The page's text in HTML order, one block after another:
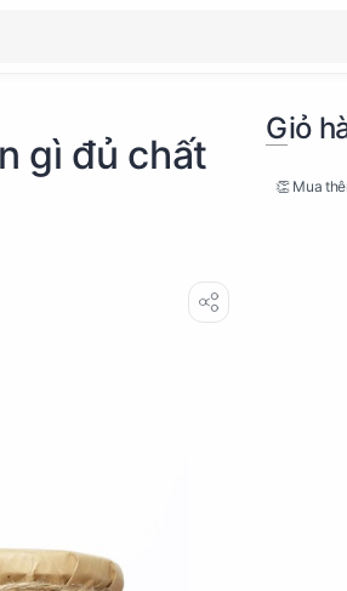
gì đủ chất
Giỏ
👏 Mua